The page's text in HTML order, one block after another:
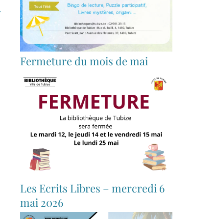
Fermeture du mois de mai
Les Ecrits Libres – mercredi 6
mai 2026